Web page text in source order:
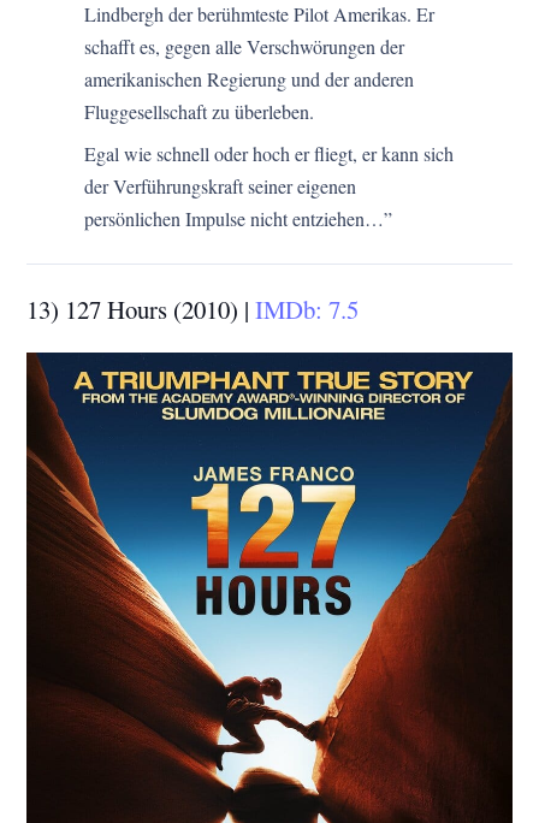
Lindbergh der berühmteste Pilot Amerikas. Er
schafft es, gegen alle Verschwörungen der
amerikanischen Regierung und der anderen
Fluggesellschaft zu überleben.
Egal wie schnell oder hoch er fliegt, er kann sich
der Verführungskraft seiner eigenen
persönlichen Impulse nicht entziehen…”
13) 127 Hours (2010) |IMDb: 7.5